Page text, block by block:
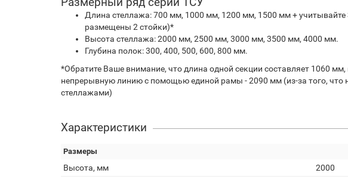
Длина стеллажа: 700 мм, 1000 мм, 1200 мм, 1500 мм +
размещены 2 стойки)*
Высота стеллажа: 2000 мм, 2500 мм, 3000 мм, 3500 мм, 4000 мм.
Глубина полок: 300, 400, 500, 600, 800 мм.
*Обратите Ваше внимание, что длина одной секции составляет 1060
непрерывную линию с помощью единой рамы - 2090 мм (из-за того, что
стеллажами)
Характеристики
Размеры
Высота, мм
2000